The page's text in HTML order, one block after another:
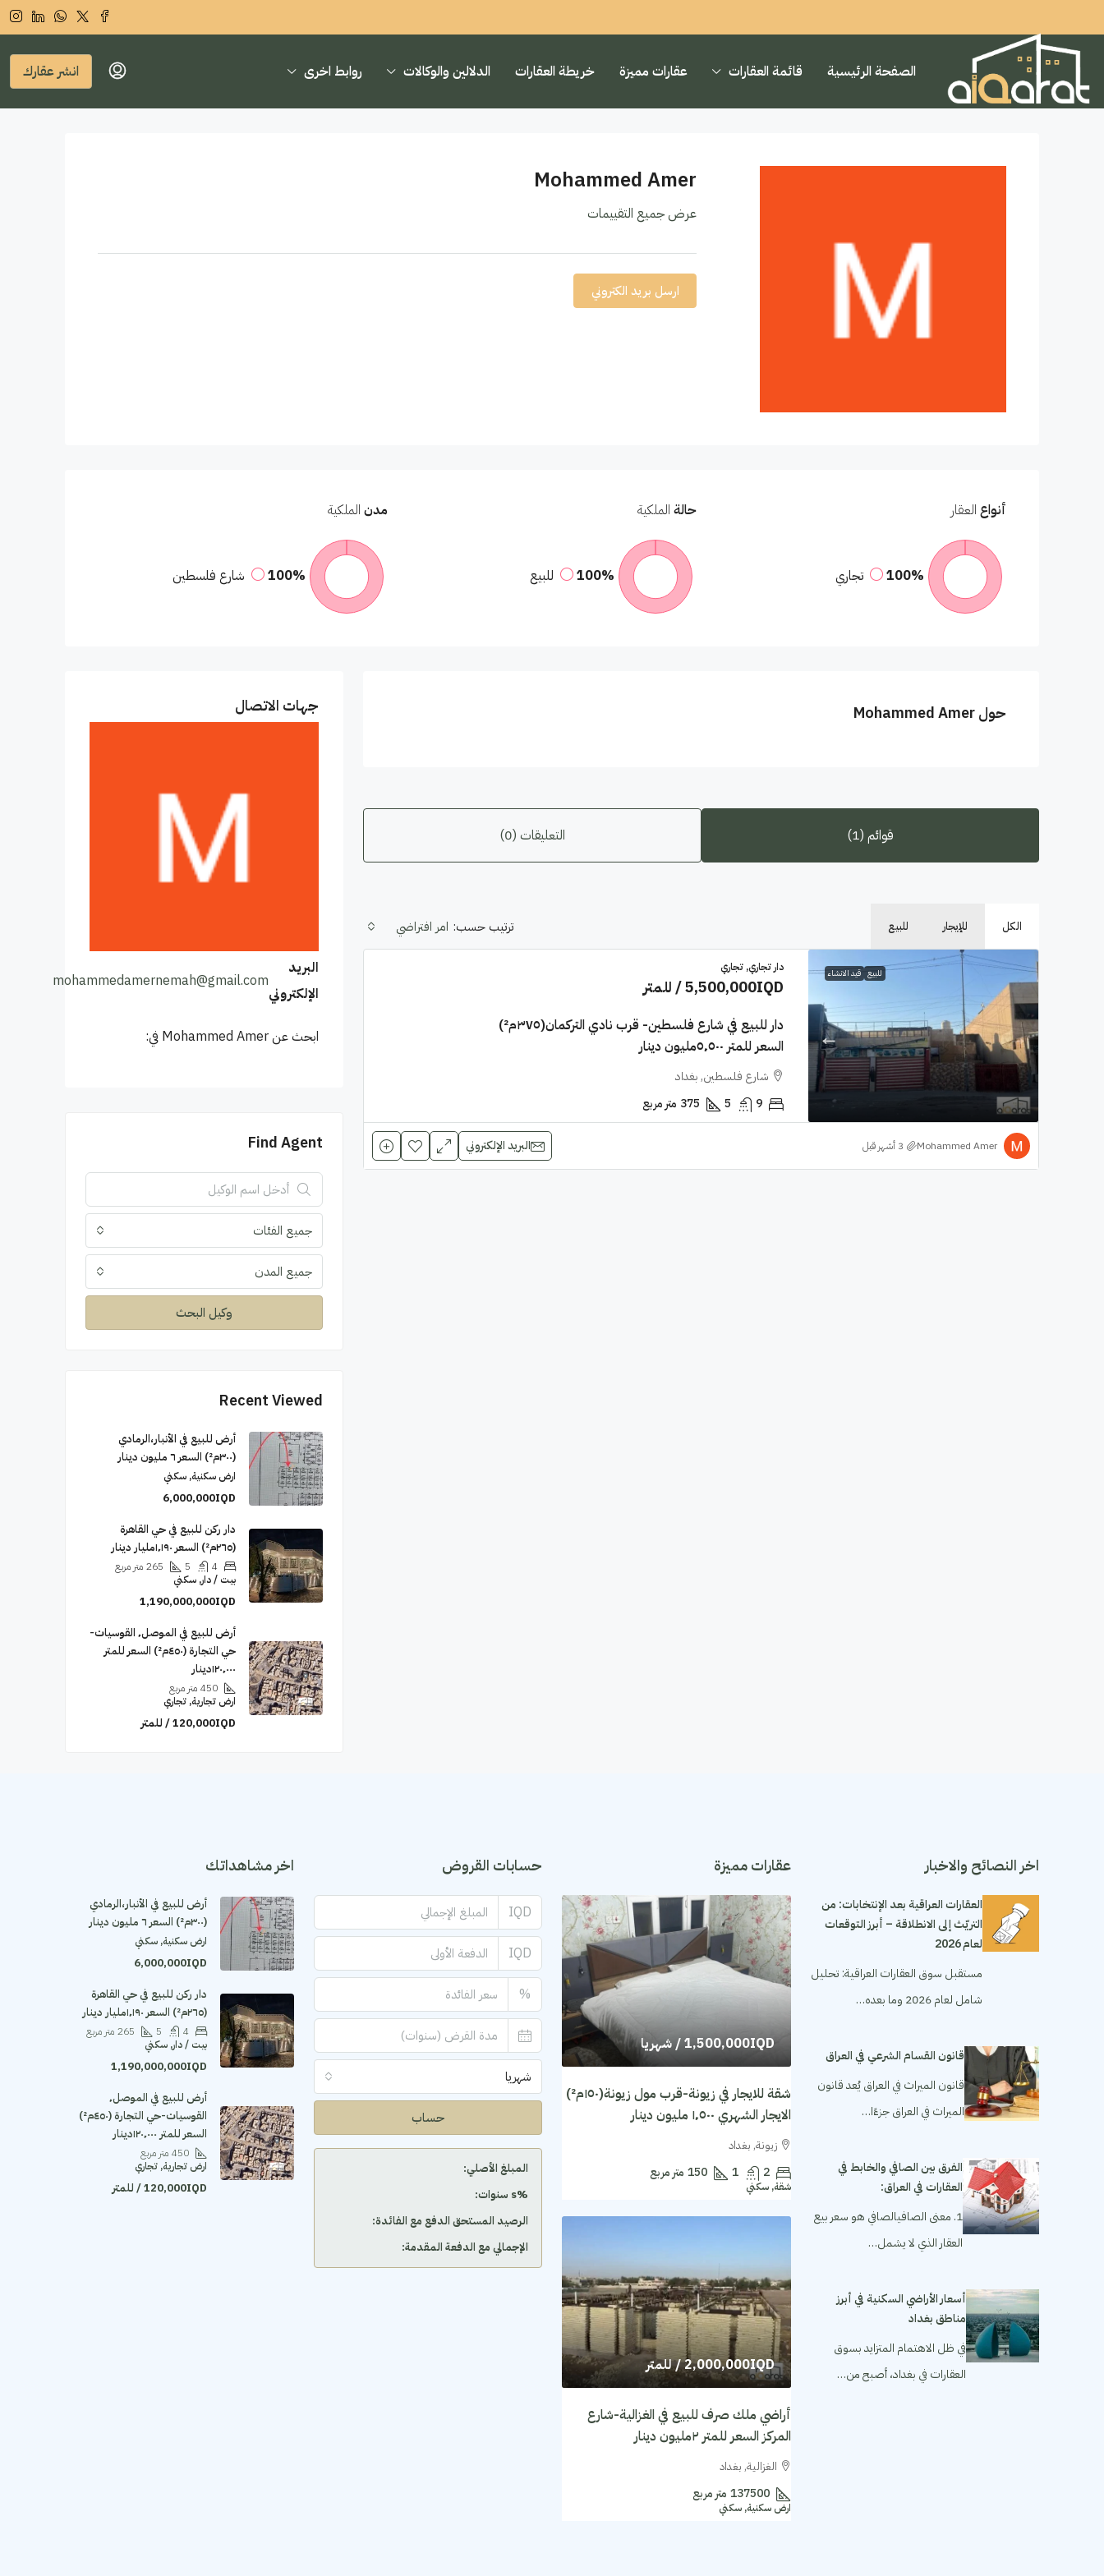
الصفحة الرئيسية قائمة العقارات عقارات مميزة خريطة العقارات الدلالين والوكالات روابط اخرى انشر عقارك
Mohammed Amer
عرض جميع التقييمات
ارسل بريد الكتروني
أنواع العقار
100% تجاري
حالة الملكية
100% للبيع
مدن الملكية
100% شارع فلسطين
حول Mohammed Amer
قوائم (1) التعليقات (0)
الكل للإيجار للبيع ترتيب حسب: امر افتراضي
للبيع قيد الانشاء دار تجاري, تجاري
5,500,000IQD/ للمتر
دار للبيع في شارع فلسطين- قرب نادي التركمان(٣٧٥م²)
السعر للمتر ٥٬٥٠٠مليون دينار
شارع فلسطين, بغداد
9
5
375 متر مربع
Mohammed Amer البريد الإلكتروني
جهات الاتصال
البريد
الإلكتروني
mohammedamernemah@gmail.com
ابحث عن Mohammed Amer في:
Find Agent
جميع الفئات
جميع المدن
وكيل البحث
Recent Viewed
أرض للبيع في الأنبار،الرمادي
(٣٠٠م²) السعر ٦ مليون دينار
ارض سكنية, سكني
6,000,000IQD
دار ركن للبيع في حي القاهرة
(٢٦٥م²) السعر ١٬١٩٠مليار دينار
4
5
265 متر مربع
بيت / دار, سكني
1,190,000,000IQD
أرض للبيع في الموصل٬ القوسيات-
حي التجارة (٤٥٠م²) السعر للمتر
١٢٠٬٠٠٠دينار
450 متر مربع
ارض تجارية, تجاري
120,000IQD / للمتر
اخر النصائح والاخبار
العقارات العراقية بعد الإنتخابات: من
التريّث إلى الانطلاقة – أبرز التوقعات
لعام 2026
مستقبل سوق العقارات العراقية: تحليل
شامل لعام 2026 وما بعده…
قانون القسام الشرعي في العراق
قانون الميراث في العراق يُعد قانون
الميراث في العراق جزءًا…
الفرق بين الصافي والخابط في
العقارات في العراق:
1. معنى الصافيالصافي هو سعر بيع
العقار الذي لا يشمل…
أسعار الأراضي السكنية في أبرز
مناطق بغداد
في ظل الاهتمام المتزايد بسوق
العقارات في بغداد، أصبح من…
عقارات مميزة
1,500,000IQD/ شهريا
شقة للايجار في زيونة-قرب مول زيونة(١٥٠م²)
الايجار الشهري ١٬٥٠٠ مليون دينار
زيونة, بغداد
2
1
150 متر مربع
شقة, سكني
2,000,000IQD/ للمتر
أراضي ملك صرف للبيع في الغزالية-شارع
المركز السعر للمتر ٢مليون دينار
الغزالية, بغداد
137500 متر مربع
ارض سكنية, سكني
حسابات القروض
IQD
IQD
%
شهريا
حساب
المبلغ الأصلي:
‫%s سنوات:
الرصيد المستحق الدفع مع الفائدة:
الإجمالي مع الدفعة المقدمة:
اخر مشاهداتك
أرض للبيع في الأنبار،الرمادي
(٣٠٠م²) السعر ٦ مليون دينار
ارض سكنية, سكني
6,000,000IQD
دار ركن للبيع في حي القاهرة
(٢٦٥م²) السعر ١٬١٩٠مليار دينار
4
5
265 متر مربع
بيت / دار, سكني
1,190,000,000IQD
أرض للبيع في الموصل٬
القوسيات-حي التجارة (٤٥٠م²)
السعر للمتر ١٢٠٬٠٠٠دينار
450 متر مربع
ارض تجارية, تجاري
120,000IQD / للمتر